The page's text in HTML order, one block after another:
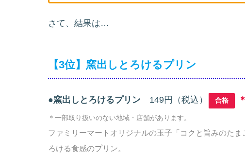
さて、結果は…
【3位】窯出しとろけるプリン
●窯出しとろけるプリン 149円（税込） 合格
＊一部取り扱いのない地域・店舗があります。
ファミリーマートオリジナルの玉子「コクと旨みのた
ろける食感のプリン。